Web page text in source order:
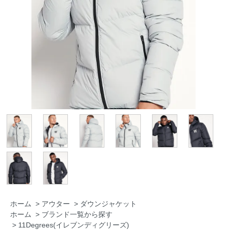
ホーム > アウター > ダウンジャケット
ホーム > ブランド一覧から探す
> 11Degrees(イレブンディグリーズ)